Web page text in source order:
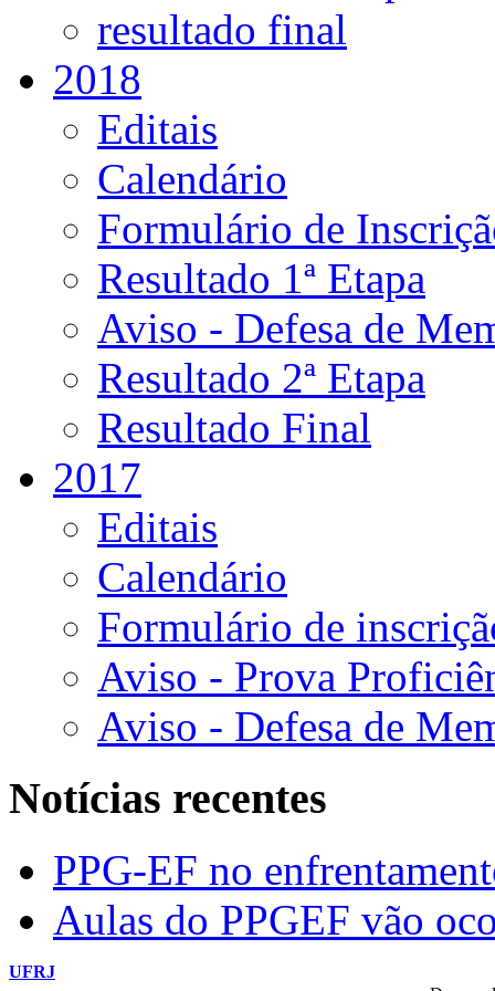
resultado final
2018
Editais
Calendário
Formulário de
Resultado 1ª Etapa
Aviso - Defesa de
Resultado 2ª Etapa
Resultado Final
2017
Editais
Calendário
Formulário de
Aviso - Prova
Aviso - Defesa de
Notícias recentes
PPG-EF no
Aulas do PPGEF vão
UFRJ